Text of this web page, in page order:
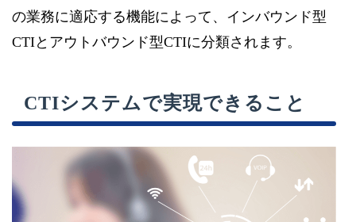
の業務に適応する機能によって、インバウンド型
CTIとアウトバウンド型CTIに分類されます。
CTIシステムで実現できること